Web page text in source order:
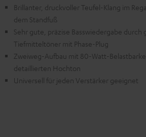
Brillanter, druckvoller Teufel-Klang im
dem Standfuß
Sehr gute, präzise Basswiedergabe durch
Tiefmitteltöner mit Phase-Plug
Zweiweg-Aufbau mit 80-Watt-
detaillierten Hochton
Universell für jeden Verstärker geeignet